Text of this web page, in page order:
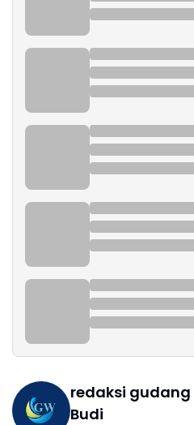
redaksi gudang
Budi